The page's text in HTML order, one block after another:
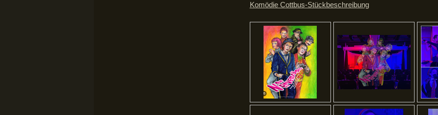
Komödie Cottbus-Stückbeschreibung